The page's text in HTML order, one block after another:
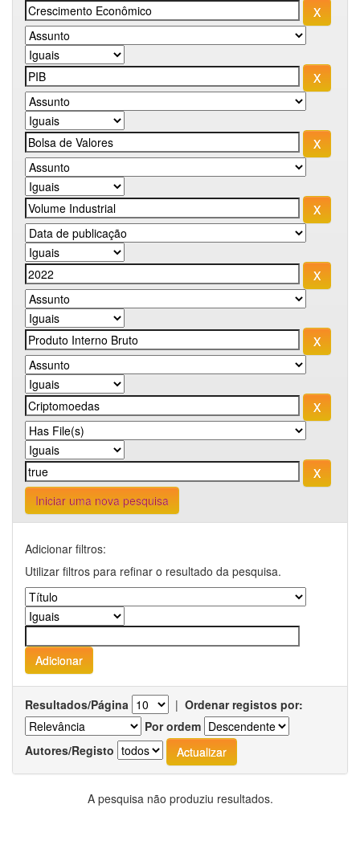
Iniciar uma nova pesquisa
Adicionar filtros:
Utilizar filtros para refinar o resultado da pesquisa.
Resultados/Página | Ordenar registos por:
Por ordem
Autores/Registo
A pesquisa não produziu resultados.